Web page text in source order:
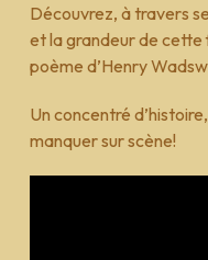
Découvrez, à travers
et la grandeur de cette
poème d’Henry
Un concentré
manquer sur scène!